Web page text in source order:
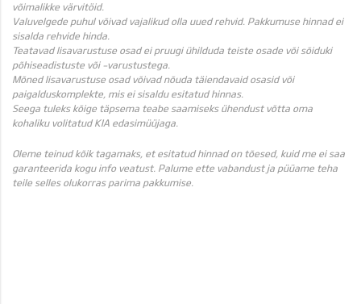
võimalikke värvitöid.
Valuvelgede puhul võivad vajalikud olla uued rehvid. Pakkumuse hinnad ei
sisalda rehvide hinda.
Teatavad lisavarustuse osad ei pruugi ühilduda teiste osade või sõiduki
põhiseadistuste või -varustustega.
Mõned lisavarustuse osad võivad nõuda täiendavaid osasid või
paigalduskomplekte, mis ei sisaldu esitatud hinnas.
Seega tuleks kõige täpsema teabe saamiseks ühendust võtta oma
kohaliku volitatud KIA edasimüüjaga.
Oleme teinud kõik tagamaks, et esitatud hinnad on tõesed, kuid me ei saa
garanteerida kogu info veatust. Palume ette vabandust ja püüame teha
teile selles olukorras parima pakkumise.